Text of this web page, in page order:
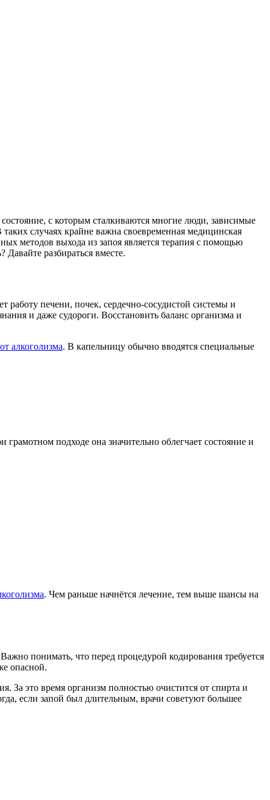
с которым сталкиваются многие люди, зависимые
случаях крайне важна своевременная медицинская
методов выхода из запоя является терапия с помощью
Давайте разбираться вместе.
работу печени, почек, сердечно-сосудистой системы и
и даже судороги. Восстановить баланс организма и
алкоголизма. В капельницу обычно вводятся специальные
подходе она значительно облегчает состояние и
. Чем раньше начнётся лечение, тем выше шансы на
понимать, что перед процедурой кодирования требуется
опасной.
За это время организм полностью очистится от спирта и
если запой был длительным, врачи советуют большее